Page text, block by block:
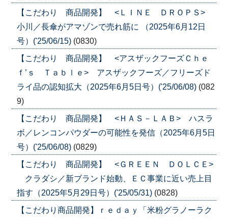
【こだわり 商品開発】 <ＬＩＮＥ ＤＲＯＰＳ>
小川／長傘がアマゾンで売れ筋に （2025年6月12日
号）('25/06/15) (0830)
【こだわり 商品開発】 <アスザックフーズＣｈｅ
ｆ’ｓ Ｔａｂｌｅ> アスザックフーズ／フリーズド
ライ品の認知拡大（2025年6月5日号）('25/06/08) (082
9)
【こだわり 商品開発】 <ＨＡＳ－ＬＡＢ> ハスラ
ボ／レンコンパウダーの可能性を発信（2025年6月5日
号）('25/06/08) (0829)
【こだわり 商品開発】 <ＧＲＥＥＮ ＤＯＬＣＥ>
クラダシ／新ブランド始動、ＥＣ事業に近い売上目
指す（2025年5月29日号）('25/05/31) (0828)
【こだわり商品開発】ｒｅｄａｙ「米粉グラノーラク